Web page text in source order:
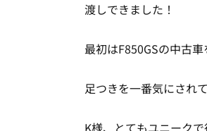
渡しできました！
最初はF850GSの中古車
足つきを一番気にされ
K様、とてもユニーク